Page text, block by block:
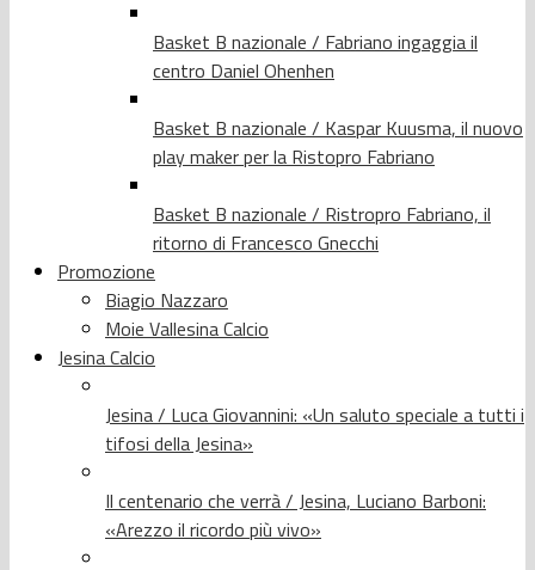
Basket B nazionale / Fabriano ingaggia il
centro Daniel Ohenhen
Basket B nazionale / Kaspar Kuusma, il nuovo
play maker per la Ristopro Fabriano
Basket B nazionale / Ristropro Fabriano, il
ritorno di Francesco Gnecchi
Promozione
Biagio Nazzaro
Moie Vallesina Calcio
Jesina Calcio
Jesina / Luca Giovannini: «Un saluto speciale a tutti i
tifosi della Jesina»
Il centenario che verrà / Jesina, Luciano Barboni:
«Arezzo il ricordo più vivo»